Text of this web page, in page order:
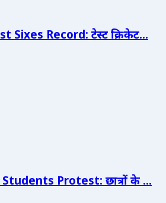
Sixes Record: टेस्ट क्रिकेट...
Protest: छात्रों के ...